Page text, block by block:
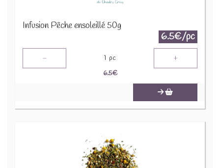
Infusion Pêche ensoleillé 50g
6.5€/pc
- 1 pc +
6.5€